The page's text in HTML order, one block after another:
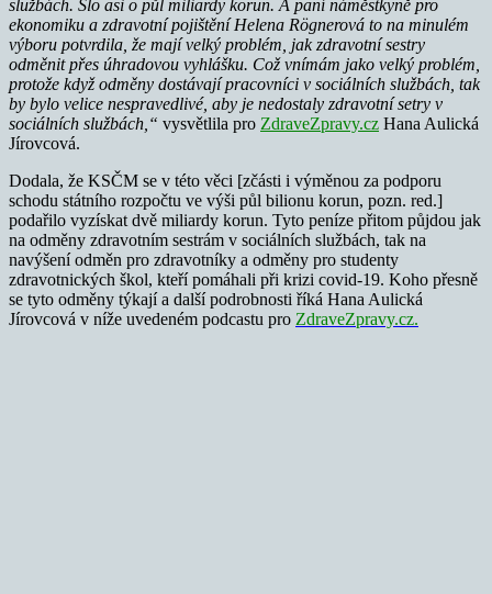
službách. Šlo asi o půl miliardy korun. A paní náměstkyně pro
ekonomiku a zdravotní pojištění Helena Rögnerová to na minulém
výboru potvrdila, že mají velký problém, jak zdravotní sestry
odměnit přes úhradovou vyhlášku. Což vnímám jako velký problém,
protože když odměny dostávají pracovníci v sociálních službách, tak
by bylo velice nespravedlivé, aby je nedostaly zdravotní setry v
sociálních službách,“ vysvětlila pro ZdraveZpravy.cz Hana Aulická
Jírovcová.
Dodala, že KSČM se v této věci [zčásti i výměnou za podporu
schodu státního rozpočtu ve výši půl bilionu korun, pozn. red.]
podařilo vyzískat dvě miliardy korun. Tyto peníze přitom půjdou jak
na odměny zdravotním sestrám v sociálních službách, tak na
navýšení odměn pro zdravotníky a odměny pro studenty
zdravotnických škol, kteří pomáhali při krizi covid-19. Koho přesně
se tyto odměny týkají a další podrobnosti říká Hana Aulická
Jírovcová v níže uvedeném podcastu pro ZdraveZpravy.cz.